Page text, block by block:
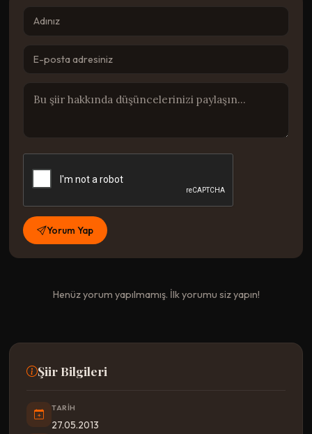
Yorum Yap
Henüz yorum yapılmamış. İlk yorumu siz yapın!
Şiir Bilgileri
TARIH
27.05.2013